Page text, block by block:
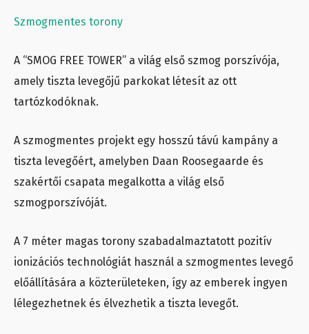
Szmogmentes torony
A “SMOG FREE TOWER” a világ első szmog porszívója,
amely tiszta levegőjű parkokat létesít az ott
tartózkodóknak.
A szmogmentes projekt egy hosszú távú kampány a
tiszta levegőért, amelyben Daan Roosegaarde és
szakértői csapata megalkotta a világ első
szmogporszívóját.
A 7 méter magas torony szabadalmaztatott pozitív
ionizációs technológiát használ a szmogmentes levegő
előállítására a közterületeken, így az emberek ingyen
lélegezhetnek és élvezhetik a tiszta levegőt.